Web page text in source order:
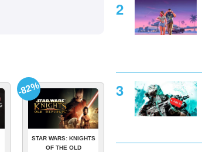
STAR WARS: KNIGHTS
OF THE OLD
-82%